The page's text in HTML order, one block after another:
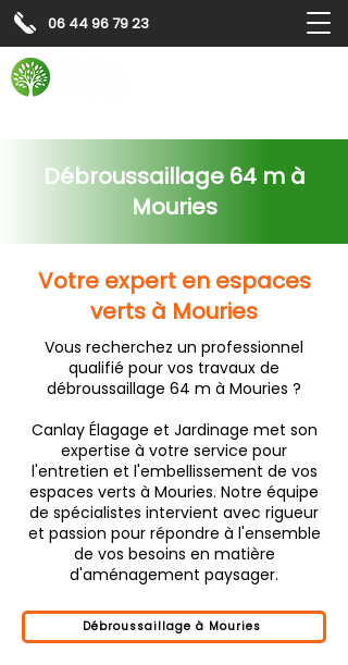
06 44 96 79 23
Débroussaillage 64 m à
Mouries
Votre expert en espaces
verts à Mouries
Vous recherchez un professionnel
qualifié pour vos travaux de
débroussaillage 64 m à Mouries ?
Canlay Élagage et Jardinage met son
expertise à votre service pour
l'entretien et l'embellissement de vos
espaces verts à Mouries. Notre équipe
de spécialistes intervient avec rigueur
et passion pour répondre à l'ensemble
de vos besoins en matière
d'aménagement paysager.
Débroussaillage à Mouries